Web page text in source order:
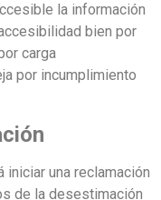
la información
bien por
carga
por incumplimiento
una reclamación
de la desestimación